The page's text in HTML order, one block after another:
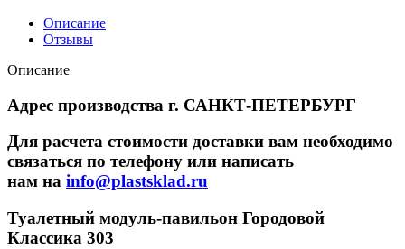
Описание
Отзывы
Описание
Адрес производства г. САНКТ-ПЕТЕРБУРГ
Для расчета стоимости доставки вам необходимо
связаться по телефону или написать
нам на info@plastsklad.ru
Туалетный модуль-павильон Городовой
Классика 303